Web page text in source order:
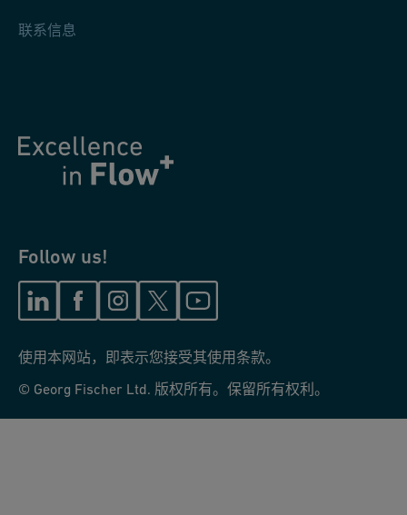
联系信息
Follow us!
使用本网站，即表示您接受其使用条款。
© Georg Fischer Ltd. 版权所有。保留所有权利。